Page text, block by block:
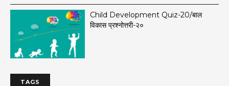
Child Development Quiz-20/बाल
विकास प्रश्नोत्तरी-२०
TAGS